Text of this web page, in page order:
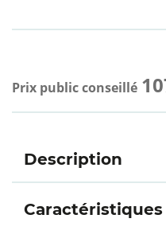
Prix public conseillé
Description
Caractéristiques